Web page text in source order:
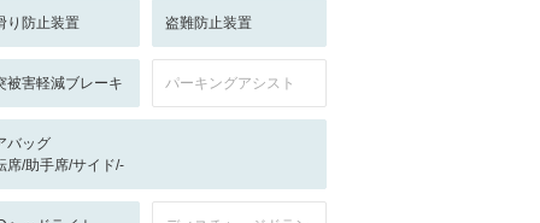
り防止装置 盗難防止装置
被害軽減ブレーキ パーキングアシスト
バッグ
席/助手席/サイド/-